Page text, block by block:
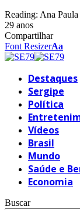
Reading: Ana
29 anos
Compartilhar
Font ResizerAa
Destaques
Sergipe
Política
Vídeos
Brasil
Mundo
Saúde e
Economia
Buscar